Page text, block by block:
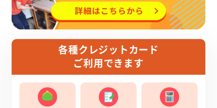
各種クレジットカード
ご利用できます